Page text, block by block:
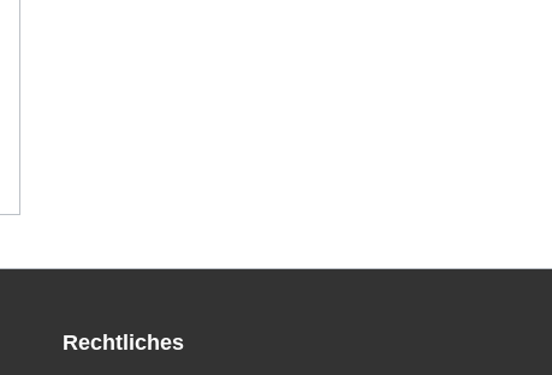
Rechtliches